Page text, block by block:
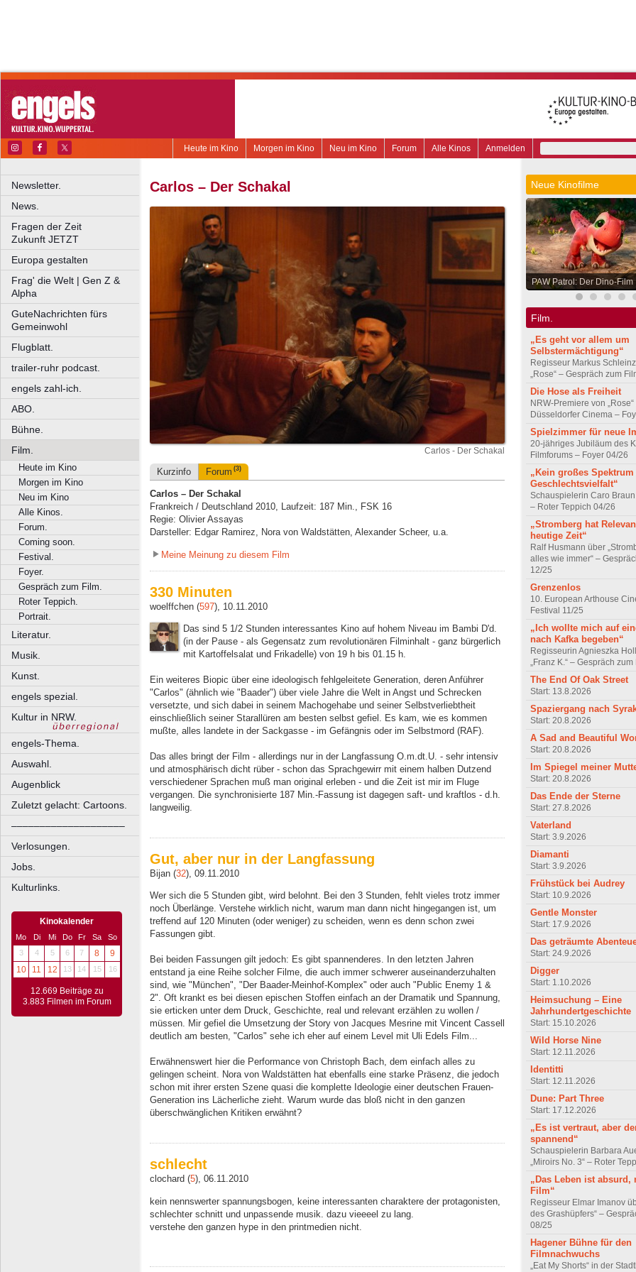
Anmelden
Alle Kinos
Forum
Neu im Kino
Morgen im Kino
Heute im Kino
Newsletter.
News.
Fragen der Zeit
Zukunft JETZT
Europa gestalten
Frag' die Welt | Gen Z &
Alpha
GuteNachrichten fürs
Gemeinwohl
Flugblatt.
trailer-ruhr podcast.
engels zahl-ich.
ABO.
Bühne.
Film.
Heute im Kino
Morgen im Kino
Neu im Kino
Alle Kinos.
Forum.
Coming soon.
Festival.
Foyer.
Gespräch zum Film.
Roter Teppich.
Portrait.
Literatur.
Musik.
Kunst.
engels spezial.
Kultur in NRW.
engels-Thema.
Auswahl.
Augenblick
Zuletzt gelacht: Cartoons.
––––––––––––––––––––
Verlosungen.
Jobs.
Kulturlinks.
Kinokalender
Mo Di Mi Do Fr Sa
So
3
4 5 6 7 8
9
10
11 12 13 14 15 16
12.669 Beiträge zu
3.883 Filmen im Forum
Carlos – Der Schakal
Carlos - Der Schakal
Kurzinfo Forum (3)
Carlos – Der Schakal
Frankreich / Deutschland 2010, Laufzeit: 187 Min., FSK 16
Regie: Olivier Assayas
Darsteller: Edgar Ramirez, Nora von Waldstätten, Alexander Scheer, u.a.
Meine Meinung zu diesem Film
330 Minuten
woelffchen (597), 10.11.2010
Das sind 5 1/2 Stunden interessantes Kino auf hohem Niveau im Bambi D'd.
(in der Pause - als Gegensatz zum revolutionären Filminhalt - ganz bürgerlich
mit Kartoffelsalat und Frikadelle) von 19 h bis 01.15 h.
Ein weiteres Biopic über eine ideologisch fehlgeleitete Generation, deren Anführer
"Carlos" (ähnlich wie "Baader") über viele Jahre die Welt in Angst und Schrecken
versetzte, und sich dabei in seinem Machogehabe und seiner Selbstverliebtheit
einschließlich seiner Starallüren am besten selbst gefiel. Es kam, wie es kommen
mußte, alles landete in der Sackgasse - im Gefängnis oder im Selbstmord (RAF).
Das alles bringt der Film - allerdings nur in der Langfassung O.m.dt.U. - sehr intensiv
und atmosphärisch dicht rüber - schon das Sprachgewirr mit einem halben Dutzend
verschiedener Sprachen muß man original erleben - und die Zeit ist mir im Fluge
vergangen. Die synchronisierte 187 Min.-Fassung ist dagegen saft- und kraftlos - d.h.
langweilig.
Gut, aber nur in der Langfassung
Bijan (32), 09.11.2010
Wer sich die 5 Stunden gibt, wird belohnt. Bei den 3 Stunden, fehlt vieles trotz immer
noch Überlänge. Verstehe wirklich nicht, warum man dann nicht hingegangen ist, um
treffend auf 120 Minuten (oder weniger) zu scheiden, wenn es denn schon zwei
Fassungen gibt.
Bei beiden Fassungen gilt jedoch: Es gibt spannenderes. In den letzten Jahren
entstand ja eine Reihe solcher Filme, die auch immer schwerer auseinanderzuhalten
sind, wie "München", "Der Baader-Meinhof-Komplex" oder auch "Public Enemy 1 &
2". Oft krankt es bei diesen epischen Stoffen einfach an der Dramatik und Spannung,
sie erticken unter dem Druck, Geschichte, real und relevant erzählen zu wollen /
müssen. Mir gefiel die Umsetzung der Story von Jacques Mesrine mit Vincent Cassell
deutlich am besten, "Carlos" sehe ich eher auf einem Level mit Uli Edels Film...
Erwähnenswert hier die Performance von Christoph Bach, dem einfach alles zu
gelingen scheint. Nora von Waldstätten hat ebenfalls eine starke Präsenz, die jedoch
schon mit ihrer ersten Szene quasi die komplette Ideologie einer deutschen Frauen-
Generation ins Lächerliche zieht. Warum wurde das bloß nicht in den ganzen
überschwänglichen Kritiken erwähnt?
schlecht
clochard (5), 06.11.2010
kein nennswerter spannungsbogen, keine interessanten charaktere der protagonisten,
schlechter schnitt und unpassende musik. dazu vieeeel zu lang.
verstehe den ganzen hype in den printmedien nicht.
Neue Kinofilme
PAW Patrol: Der Dino-Film
Film.
„Es geht vor allem um
Selbstermächtigung“
Regisseur Markus
„Rose“ – Gespräch zum
Die Hose als Freiheit
NRW-Premiere von „Rose“
Düsseldorfer Cinema –
Spielzimmer für neue
20-jähriges Jubiläum des
Filmforums – Foyer 04/26
„Kein großes Spektrum
Geschlechtsvielfalt“
Schauspielerin Caro Braun
– Roter Teppich 04/26
„Stromberg hat
heutige Zeit“
Ralf Husmann über
alles wie immer“ –
12/25
Grenzenlos
10. European Arthouse
Festival 11/25
„Ich wollte mich auf
nach Kafka begeben“
Regisseurin Agnieszka
„Franz K.“ – Gespräch
The End Of Oak Street
Start: 13.8.2026
Spaziergang nach
Start: 20.8.2026
A Sad and Beautiful
Start: 20.8.2026
Im Spiegel meiner
Start: 20.8.2026
Das Ende der Sterne
Start: 27.8.2026
Vaterland
Start: 3.9.2026
Diamanti
Start: 3.9.2026
Frühstück bei Audrey
Start: 10.9.2026
Gentle Monster
Start: 17.9.2026
Das geträumte
Start: 24.9.2026
Digger
Start: 1.10.2026
Heimsuchung – Eine
Jahrhundertgeschichte
Start: 15.10.2026
Wild Horse Nine
Start: 12.11.2026
Identitti
Start: 12.11.2026
Dune: Part Three
Start: 17.12.2026
„Es ist vertraut, aber
spannend“
Schauspielerin Barbara
„Miroirs No. 3“ – Roter
„Das Leben ist absurd,
Film“
Regisseur Elmar Imanov
des Grashüpfers“ –
08/25
Hagener Bühne für den
Filmnachwuchs
„Eat My Shorts“ in der